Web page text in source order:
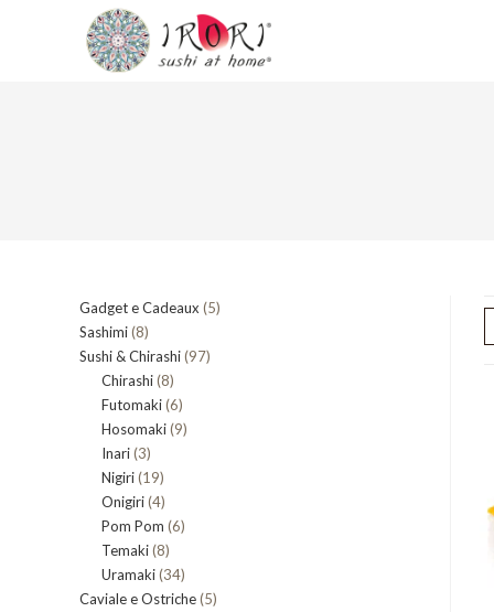
Gadget e Cadeaux 55
Sashimi 88
prodotti
Sushi & Chirashi 9797
Chirashi 88
prodotti
Futomaki 66
prodotti
Hosomaki 99
Inari 33
prodotti
Nigiri 1919
prodotti
Onigiri 44
prodotti
Pom Pom 66
Temaki 88
prodotti
Uramaki 3434
prodotti
Caviale e Ostriche 55